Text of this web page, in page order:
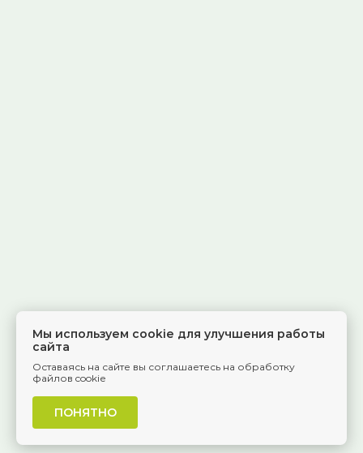
Мы используем cookie для улучшения работы
сайта
Оставаясь на сайте вы соглашаетесь на обработку
файлов cookie
ПОНЯТНО